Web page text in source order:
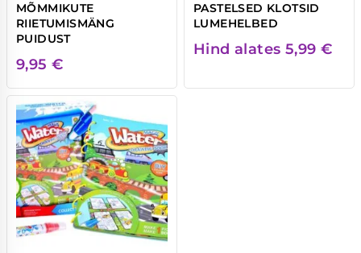
MÕMMIKUTE
RIIETUMISMÄNG
PUIDUST
9,95 €
PASTELSED KLOTSID
LUMEHELBED
Hind alates 5,99 €